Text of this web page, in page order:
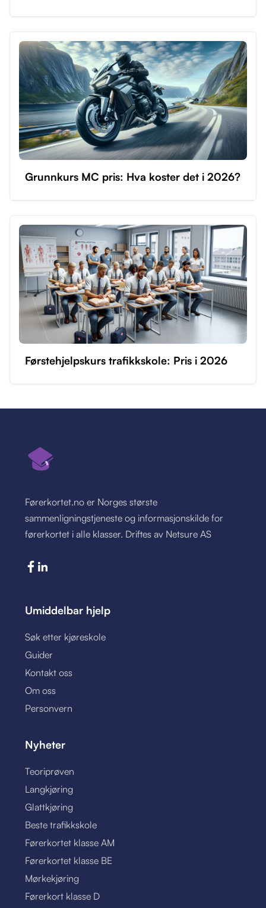
Grunnkurs MC pris: Hva koster det i 2026?
Førstehjelpskurs trafikkskole: Pris i 2026
Førerkortet.no er Norges største
sammenligningstjeneste og informasjonskilde for
førerkortet i alle klasser. Driftes av Netsure AS
Umiddelbar hjelp
Søk etter kjøreskole
Guider
Kontakt oss
Om oss
Personvern
Nyheter
Teoriprøven
Langkjøring
Glattkjøring
Beste trafikkskole
Førerkortet klasse AM
Førerkortet klasse BE
Mørkekjøring
Førerkort klasse D